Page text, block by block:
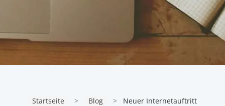
Startseite > Blog > Neuer Internetauftritt